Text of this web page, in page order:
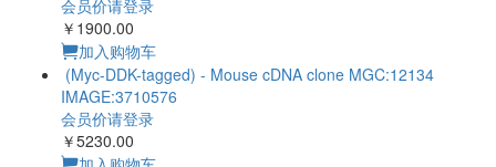
(Myc-DDK-tagged) - Mouse cDNA clone MGC:107004
IMAGE:3465447
会员价请登录
￥1900.00
加入购物车